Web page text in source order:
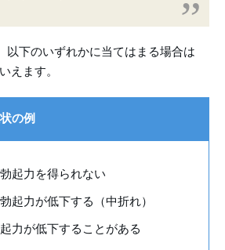
以下のいずれかに当てはまる場合は
えます。
の例
起力を得られない
起力が低下する（中折れ）
力が低下することがある